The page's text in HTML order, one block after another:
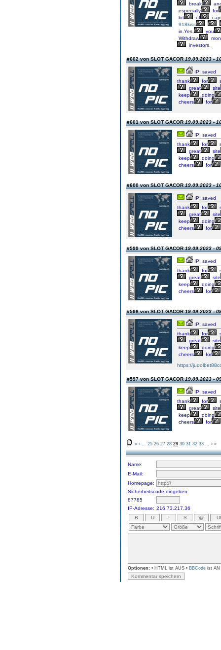
break
especially
for
lot
of
918kiss
in.Yes,
you
Withdraw
investors.
#602 von SLOT GACOR19.09.2023 -
IP: saved
thank
for
great
site
keep
doing
cheers
for
#601 von SLOT GACOR19.09.2023 -
IP: saved
thank
for
great
site
keep
doing
cheers
for
#600 von SLOT GACOR19.09.2023 -
IP: saved
thank
for
great
site
keep
doing
cheers
for
#599 von SLOT GACOR19.09.2023 -
IP: saved
thank
for
great
site
keep
doing
cheers
for
#598 von SLOT GACOR19.09.2023 -
IP: saved
thank
for
great
site
keep
doing
cheers
for
https://
#597 von SLOT GACOR19.09.2023 -
IP: saved
thank
for
great
site
keep
doing
cheers
for
« ‹ 25 26 27 28 29 30 31 32 33 › »
Name:
E-Mail:
Homepage:
Sicherheitscode eingeben
87785
IP-Adresse: 216.73.217.36
Optionen: • HTML ist AUS • BBCode ist AN